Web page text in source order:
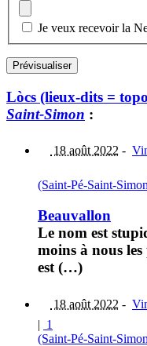
Je veux recevoir la
Lòcs (lieux-dits =
Saint-Simon :
18 août 2022 -
(Saint-Pé-Saint-
Beauvallon
Le nom est
moins à nous les
est (…)
18 août 2022 -
| 1
(Saint-Pé-Saint-